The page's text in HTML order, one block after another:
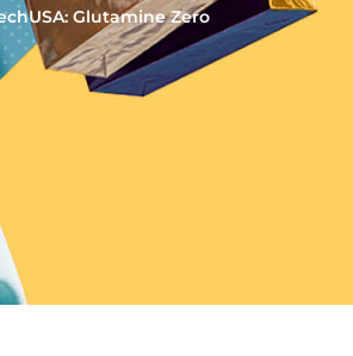
Glutamine Zero